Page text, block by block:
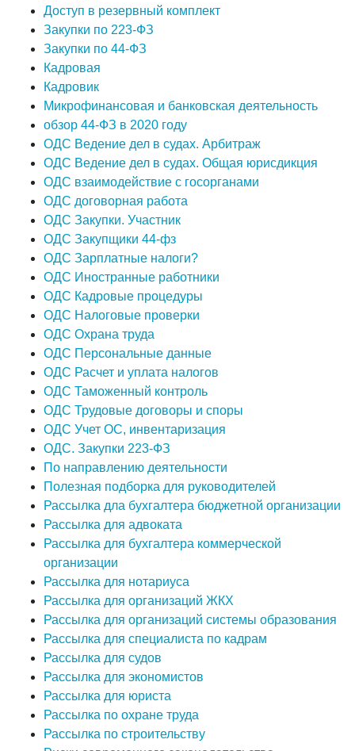
Доступ в резервный комплект
Закупки по 223-ФЗ
Закупки по 44-ФЗ
Кадровая
Кадровик
Микрофинансовая и банковская деятельность
обзор 44-ФЗ в 2020 году
ОДС Ведение дел в судах. Арбитраж
ОДС Ведение дел в судах. Общая юрисдикция
ОДС взаимодействие с госорганами
ОДС договорная работа
ОДС Закупки. Участник
ОДС Закупщики 44-фз
ОДС Зарплатные налоги?
ОДС Иностранные работники
ОДС Кадровые процедуры
ОДС Налоговые проверки
ОДС Охрана труда
ОДС Персональные данные
ОДС Расчет и уплата налогов
ОДС Таможенный контроль
ОДС Трудовые договоры и споры
ОДС Учет ОС, инвентаризация
ОДС. Закупки 223-ФЗ
По направлению деятельности
Полезная подборка для руководителей
Рассылка дла бухгалтера бюджетной организации
Рассылка для адвоката
Рассылка для бухгалтера коммерческой
организации
Рассылка для нотариуса
Рассылка для организаций ЖКХ
Рассылка для организаций системы образования
Рассылка для специалиста по кадрам
Рассылка для судов
Рассылка для экономистов
Рассылка для юриста
Рассылка по охране труда
Рассылка по строительству